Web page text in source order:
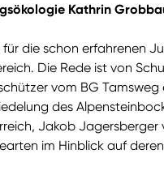
Kathrin
für die schon erfahrenen
Die Rede ist von
vom BG
des
Jakob
im Hinblick auf